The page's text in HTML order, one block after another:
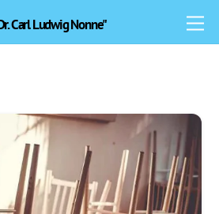
Carl Ludwig Nonne"